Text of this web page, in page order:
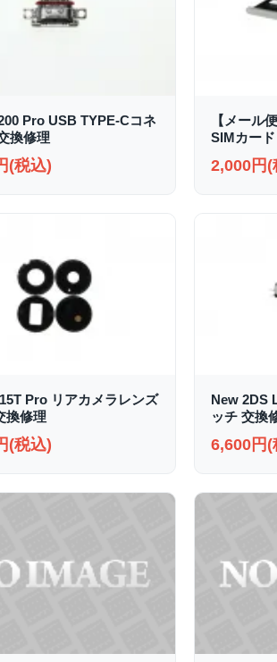
Pro USB TYPE-Cコネ
換修理
(税込)
【メール
SIMカー
2,000円(
Pro リアカメラレンズ
換修理
(税込)
New 2DS
ッチ 交換
6,600円(